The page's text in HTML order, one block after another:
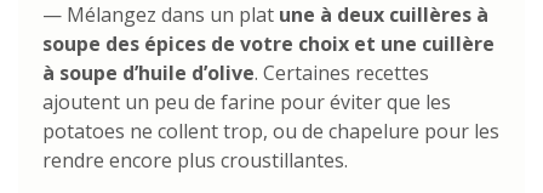
— Mélangez dans un plat une à deux cuillères à
soupe des épices de votre choix et une cuillère
à soupe d’huile d’olive. Certaines recettes
ajoutent un peu de farine pour éviter que les
potatoes ne collent trop, ou de chapelure pour les
rendre encore plus croustillantes.